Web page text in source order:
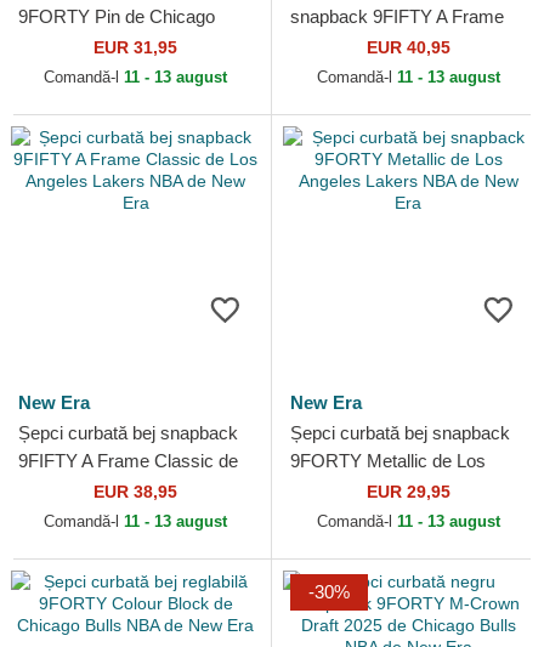
9FORTY Pin de Chicago
Bulls NBA de New Era
EUR 31,95
Comandă-l 11 - 13 august
snapback 9FIFTY A Frame
Precurved Hardwood
Classics de Milwaukee
EUR 40,95
Comandă-l 11 - 13 august
New Era
Șepci curbată bej snapback
9FIFTY A Frame Classic de
Los Angeles Lakers NBA de
New Era
EUR 38,95
Comandă-l 11 - 13 august
New Era
Șepci curbată bej snapback
9FORTY Metallic de Los
Angeles Lakers NBA de New
Era
EUR 29,95
Comandă-l 11 - 13 august
-30%